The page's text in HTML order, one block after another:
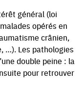
général (loi
opérés en
crânien,
…). Les pathologies
double peine : la
pour retrouver